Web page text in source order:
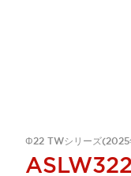
Φ22 TWシリーズ(2025